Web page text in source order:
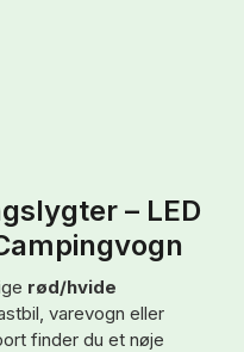
– LED
rød/hvide
varevogn eller
finder du et nøje